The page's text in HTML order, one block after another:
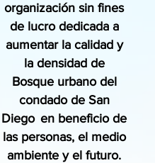
organización sin fines
de lucro dedicada a
aumentar la calidad y
la densidad de
Bosque urbano del
condado de San
Diego en beneficio de
las personas, el medio
ambiente y el futuro.